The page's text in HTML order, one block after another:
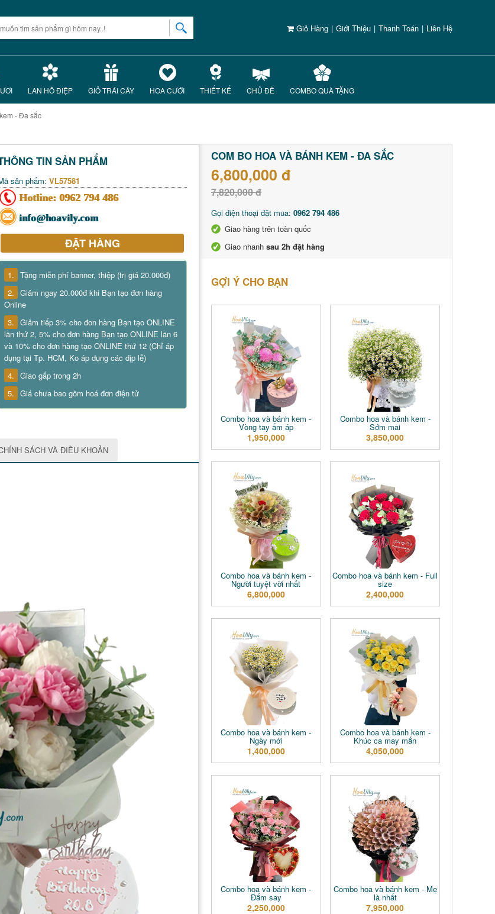
Giỏ Hàng | Giới Thiệu | Thanh Toán | Liên Hệ
LAN HỒ ĐIỆP GIỎ TRÁI CÂY HOA CƯỚI THIẾT KẾ CHỦ ĐỀ COMBO QUÀ TẶNG
- Đa sắc
TIN SẢN PHẨM
sản phẩm: VL57581
Hotline: 0962 794 486
info@hoavily.com
ĐẶT HÀNG
1. Tặng miễn phí banner, thiệp (trị giá 20.000đ)
2. Giảm ngay 20.000đ khi Bạn tạo đơn hàng
Online
3. Giảm tiếp 3% cho đơn hàng Bạn tạo ONLINE
lần thứ 2, 5% cho đơn hàng Bạn tạo ONLINE lần 6
và 10% cho đơn hàng tạo ONLINE thứ 12 (Chỉ áp
dụng tại Tp. HCM, Ko áp dụng các dịp lễ)
4. Giao gấp trong 2h
5. Giá chưa bao gồm hoá đơn điện tử
SÁCH VÀ ĐIỀU KHOẢN
COM BO HOA VÀ BÁNH KEM - ĐA SẮC
6,800,000 đ
7,820,000 đ
Gọi điện thoại đặt mua: 0962 794 486
Giao hàng trên toàn quốc
Giao nhanh sau 2h đặt hàng
GỢI Ý CHO BẠN
Combo hoa và bánh kem -
Vòng tay ấm áp
1,950,000
Combo hoa và bánh kem -
Sớm mai
3,850,000
Combo hoa và bánh kem -
Người tuyệt vời nhất
6,800,000
Combo hoa và bánh kem - Full
size
2,400,000
Combo hoa và bánh kem -
Ngày mới
1,400,000
Combo hoa và bánh kem -
Khúc ca may mắn
4,050,000
Combo hoa và bánh kem -
Đắm say
2,250,000
Combo hoa và bánh kem - Mẹ
là nhất
7,950,000